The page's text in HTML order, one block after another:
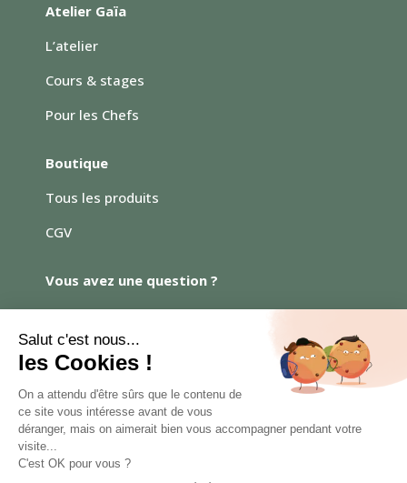
Atelier Gaïa
L’atelier
Cours & stages
Pour les Chefs
Boutique
Tous les produits
CGV
Vous avez une question ?
N’hésitez pas à me contacter
par mail :
Contact